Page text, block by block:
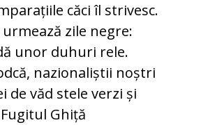
căci îl strivesc.
urmează zile negre:
unor duhuri rele.
nazionaliștii noștri
de văd stele verzi și
Ghiță